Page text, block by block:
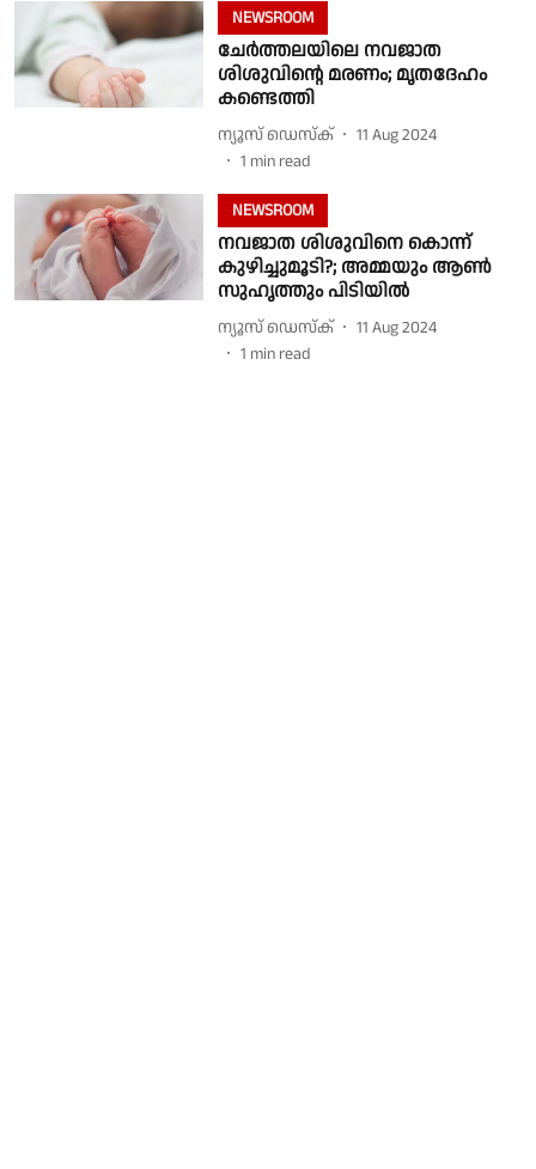
NEWSROOM
ചേർത്തലയിലെ നവജാത
ശിശുവിൻ്റെ മരണം; മൃതദേഹം
കണ്ടെത്തി
ന്യൂസ് ഡെസ്ക്
11 Aug 2024
1 min read
NEWSROOM
നവജാത ശിശുവിനെ കൊന്ന്
കുഴിച്ചുമൂടി?; അമ്മയും ആൺ
സുഹൃത്തും പിടിയിൽ
ന്യൂസ് ഡെസ്ക്
11 Aug 2024
1 min read